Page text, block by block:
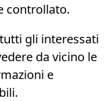
controllato.
gli interessati
da vicino le
e